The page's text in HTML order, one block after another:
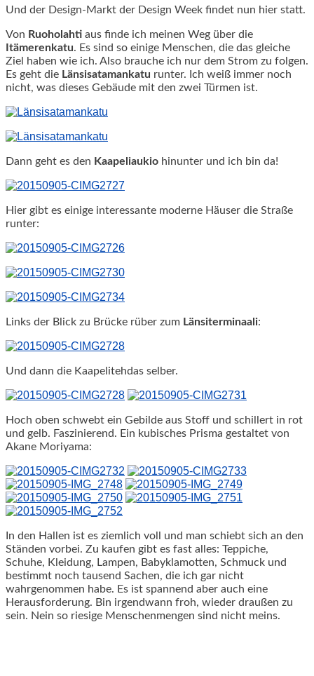
Und der Design-Markt der Design Week findet nun hier statt.
Von Ruoholahti aus finde ich meinen Weg über die
Itämerenkatu. Es sind so einige Menschen, die das gleiche
Ziel haben wie ich. Also brauche ich nur dem Strom zu folgen.
Es geht die Länsisatamankatu runter. Ich weiß immer noch
nicht, was dieses Gebäude mit den zwei Türmen ist.
Dann geht es den Kaapeliaukio hinunter und ich bin da!
Hier gibt es einige interessante moderne Häuser die Straße
runter:
Links der Blick zu Brücke rüber zum Länsiterminaali:
Und dann die Kaapelitehdas selber.
Hoch oben schwebt ein Gebilde aus Stoff und schillert in rot
und gelb. Faszinierend. Ein kubisches Prisma gestaltet von
Akane Moriyama:
In den Hallen ist es ziemlich voll und man schiebt sich an den
Ständen vorbei. Zu kaufen gibt es fast alles: Teppiche,
Schuhe, Kleidung, Lampen, Babyklamotten, Schmuck und
bestimmt noch tausend Sachen, die ich gar nicht
wahrgenommen habe. Es ist spannend aber auch eine
Herausforderung. Bin irgendwann froh, wieder draußen zu
sein. Nein so riesige Menschenmengen sind nicht meins.